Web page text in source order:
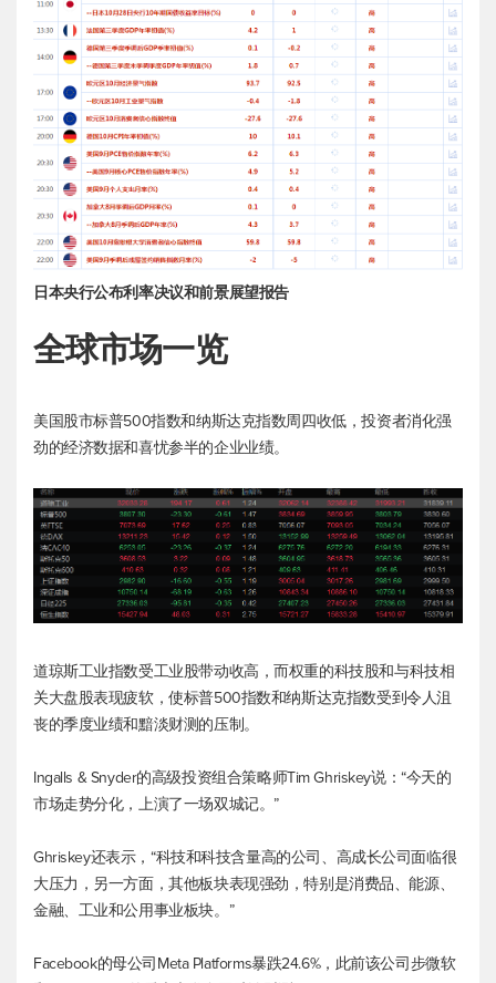
日本央行公布利率决议和前景展望报告
全球市场一览
美国股市标普500指数和纳斯达克指数周四收低，投资者消化强
劲的经济数据和喜忧参半的企业业绩。
道琼斯工业指数受工业股带动收高，而权重的科技股和与科技相
关大盘股表现疲软，使标普500指数和纳斯达克指数受到令人沮
丧的季度业绩和黯淡财测的压制。
Ingalls & Snyder的高级投资组合策略师Tim Ghriskey说：“今天的
市场走势分化，上演了一场双城记。”
Ghriskey还表示，“科技和科技含量高的公司、高成长公司面临很
大压力，另一方面，其他板块表现强劲，特别是消费品、能源、
金融、工业和公用事业板块。”
Facebook的母公司Meta Platforms暴跌24.6%，此前该公司步微软